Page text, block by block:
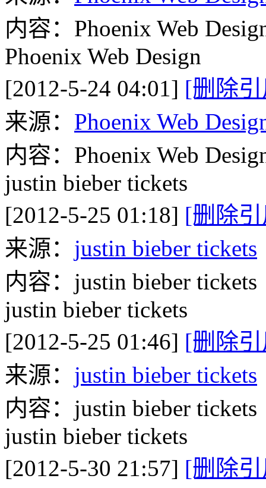
内容：Phoenix Web
Phoenix Web Design
[2012-5-24 04:01] [删除
来源： Phoenix Web
内容：Phoenix Web
justin bieber tickets
[2012-5-25 01:18] [删除
来源： justin bieber tickets
内容：justin bieber tickets
justin bieber tickets
[2012-5-25 01:46] [删除
来源： justin bieber tickets
内容：justin bieber tickets
justin bieber tickets
[2012-5-30 21:57] [删除